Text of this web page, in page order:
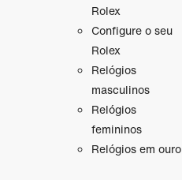
Rolex
Configure o seu
Rolex
Relógios
masculinos
Relógios
femininos
Relógios em ouro